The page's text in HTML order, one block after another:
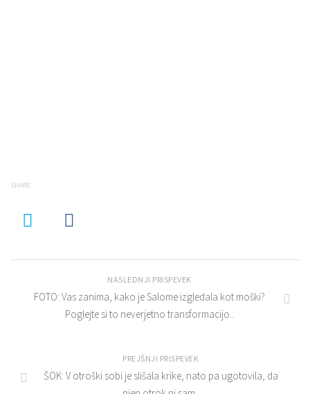
SHARE
NASLEDNJI PRISPEVEK
FOTO: Vas zanima, kako je Salome izgledala kot moški?
Poglejte si to neverjetno transformacijo..
PREJŠNJI PRISPEVEK
ŠOK: V otroški sobi je slišala krike, nato pa ugotovila, da